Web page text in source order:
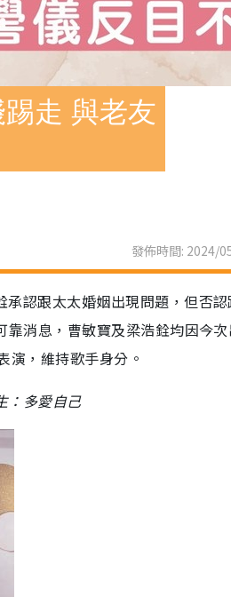
走 與老友
發佈時間: 2024/
承認跟太太婚姻出現問題，但否認
消息，曹敏寶及梁浩銓均因今次
演，維持歌手身分。
：多愛自己